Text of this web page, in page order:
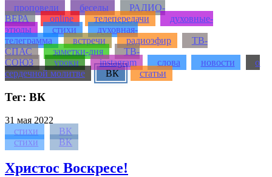
проповеди беседы
РАДИО-
ВЕРА
online телепередачи
духовные-
этюды
стихи
духовная-
телеграмма
встречи радиоэфир
ТВ-
СПАС
заметки-дня
ТВ-
СОЮЗ
уроки instagram слова новости
о
сердечной молитве
ВК статьи
Тег: ВК
31 мая 2022
стихи
ВК
стихи
ВК
Христос Воскресе!